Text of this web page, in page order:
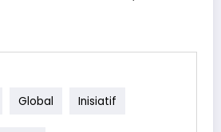
Global Inisiatif